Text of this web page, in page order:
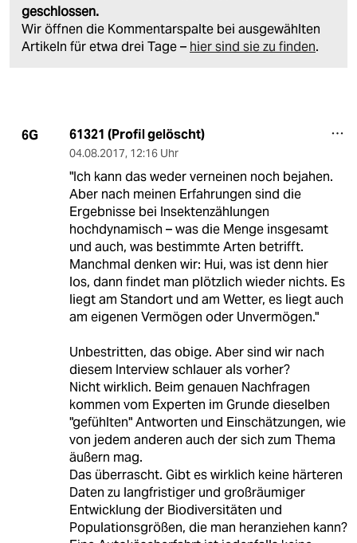
geschlossen.
Wir öffnen die Kommentarspalte bei ausgewählten
Artikeln für etwa drei Tage – hier sind sie zu finden.
6G 61321 (Profil gelöscht)
04.08.2017, 12:16 Uhr
"Ich kann das weder verneinen noch bejahen.
Aber nach meinen Erfahrungen sind die
Ergebnisse bei Insektenzählungen
hochdynamisch – was die Menge insgesamt
und auch, was bestimmte Arten betrifft.
Manchmal denken wir: Hui, was ist denn hier
los, dann findet man plötzlich wieder nichts. Es
liegt am Standort und am Wetter, es liegt auch
am eigenen Vermögen oder Unvermögen."
Unbestritten, das obige. Aber sind wir nach
diesem Interview schlauer als vorher?
Nicht wirklich. Beim genauen Nachfragen
kommen vom Experten im Grunde dieselben
"gefühlten" Antworten und Einschätzungen, wie
von jedem anderen auch der sich zum Thema
äußern mag.
Das überrascht. Gibt es wirklich keine härteren
Daten zu langfristiger und großräumiger
Entwicklung der Biodiversitäten und
Populationsgrößen, die man heranziehen kann?